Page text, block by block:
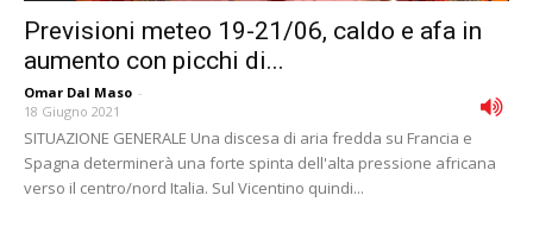
Previsioni meteo 19-21/06, caldo e afa in
aumento con picchi di...
Omar Dal Maso -
18 Giugno 2021
SITUAZIONE GENERALE Una discesa di aria fredda su Francia e
Spagna determinerà una forte spinta dell'alta pressione africana
verso il centro/nord Italia. Sul Vicentino quindi...